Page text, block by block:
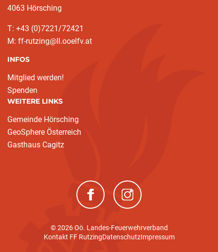
4063 Hörsching
T: +43 (0)7221/72421
M: ff-rutzing@ll.ooelfv.at
INFOS
Mitglied werden!
Spenden
WEITERE LINKS
Gemeinde Hörsching
GeoSphere Österreich
Gasthaus Cagitz
(neues Fenster)(neues Fenster)
© 2026 Oö. Landes-Feuerwehrverband
Kontakt FF RutzingDatenschutzImpressum